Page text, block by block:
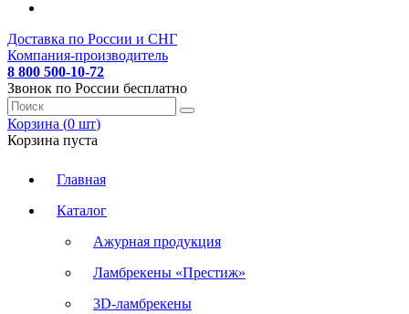
Доставка по России и СНГ
Компания-производитель
8 800 500-10-72
Звонок по России бесплатно
Корзина (0 шт)
Корзина пуста
Главная
Каталог
Ажурная продукция
Ламбрекены «Престиж»
3D-ламбрекены